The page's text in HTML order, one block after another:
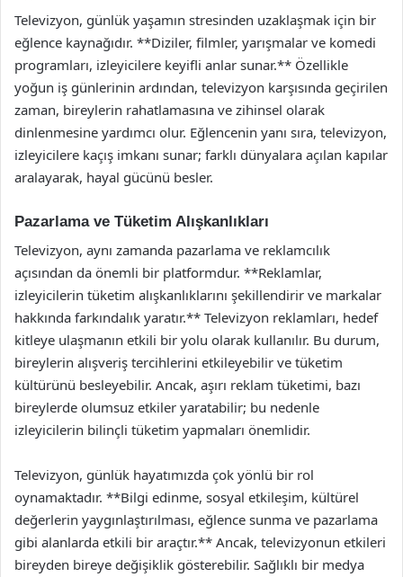
Televizyon, günlük yaşamın stresinden uzaklaşmak için bir
eğlence kaynağıdır. **Diziler, filmler, yarışmalar ve komedi
programları, izleyicilere keyifli anlar sunar.** Özellikle
yoğun iş günlerinin ardından, televizyon karşısında geçirilen
zaman, bireylerin rahatlamasına ve zihinsel olarak
dinlenmesine yardımcı olur. Eğlencenin yanı sıra, televizyon,
izleyicilere kaçış imkanı sunar; farklı dünyalara açılan kapılar
aralayarak, hayal gücünü besler.
Pazarlama ve Tüketim Alışkanlıkları
Televizyon, aynı zamanda pazarlama ve reklamcılık
açısından da önemli bir platformdur. **Reklamlar,
izleyicilerin tüketim alışkanlıklarını şekillendirir ve markalar
hakkında farkındalık yaratır.** Televizyon reklamları, hedef
kitleye ulaşmanın etkili bir yolu olarak kullanılır. Bu durum,
bireylerin alışveriş tercihlerini etkileyebilir ve tüketim
kültürünü besleyebilir. Ancak, aşırı reklam tüketimi, bazı
bireylerde olumsuz etkiler yaratabilir; bu nedenle
izleyicilerin bilinçli tüketim yapmaları önemlidir.
Televizyon, günlük hayatımızda çok yönlü bir rol
oynamaktadır. **Bilgi edinme, sosyal etkileşim, kültürel
değerlerin yaygınlaştırılması, eğlence sunma ve pazarlama
gibi alanlarda etkili bir araçtır.** Ancak, televizyonun etkileri
bireyden bireye değişiklik gösterebilir. Sağlıklı bir medya